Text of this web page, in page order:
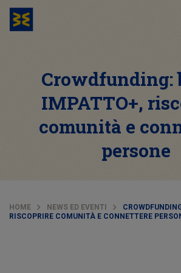
Crowdfunding:
IMPATTO+,
comunità e
persone
HOME NEWS ED EVENTI
RISCOPRIRE COMUNITÀ E CONNETTERE